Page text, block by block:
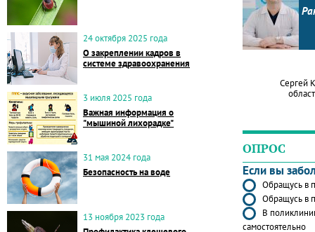
24 октября 2025 года
О закреплении кадров в
системе здравоохранения
3 июля 2025 года
Важная информация о
"мышиной лихорадке"
31 мая 2024 года
Безопасность на воде
13 ноября 2023 года
Сергей
ОПРОС
Если вы
Обращусь в
Обращусь в
В
самостоятельно